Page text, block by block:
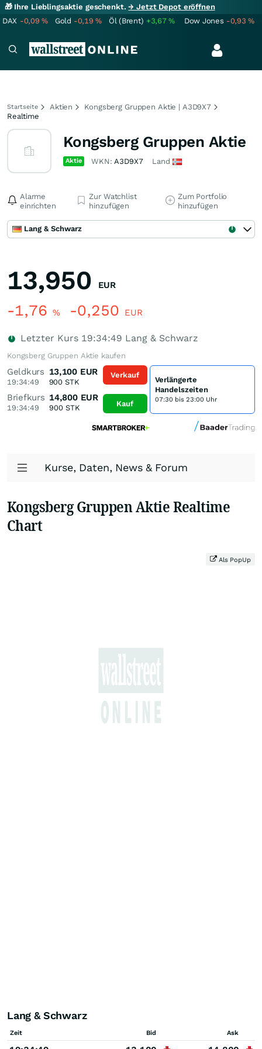
🎁 Ihre Lieblingsaktie geschenkt.→ Jetzt Depot eröffnen
DAX -0,09% Gold -0,19% Öl (Brent) +3,67% Dow Jones -0,93%
Startseite Aktien
Kongsberg Gruppen Aktie | A3D9X7
Realtime
Kongsberg Gruppen Aktie
Aktie WKN:A3D9X7 Land
Alarme
einrichten
Zur Watchlist
hinzufügen
Zum Portfolio
hinzufügen
Lang & Schwarz
13,950 EUR
-1,76 % -0,250 EUR
Letzter Kurs 19:34:49 Lang & Schwarz
Kongsberg Gruppen Aktie kaufen
Geldkurs
19:34:49
13,100 EUR
900 STK
Briefkurs
19:34:49
14,800 EUR
900STK
Verkauf
Kauf
Verlängerte
Handelszeiten
07:30 bis 23:00 Uhr
Kurse, Daten, News & Forum
Kongsberg Gruppen Aktie Realtime
Chart
Als PopUp
Lang & Schwarz
Zeit Bid Ask